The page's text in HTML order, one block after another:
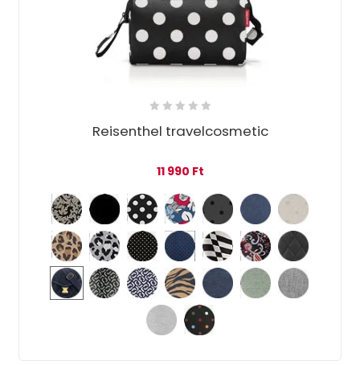
Reisenthel travelcosmetic
11 990 Ft